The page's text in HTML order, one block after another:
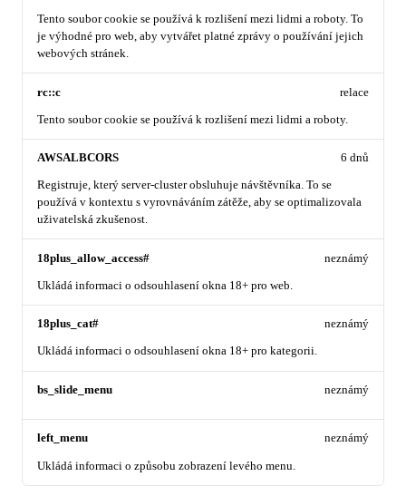
Tento soubor cookie se používá k rozlišení mezi lidmi a roboty. To
je výhodné pro web, aby vytvářet platné zprávy o používání jejich
webových stránek.
rc::c
Tento soubor cookie se používá k rozlišení mezi lidmi a roboty.
relace
AWSALBCORS
Registruje, který server-cluster obsluhuje návštěvníka. To se
používá v kontextu s vyrovnáváním zátěže, aby se optimalizovala
uživatelská zkušenost.
6 dnů
18plus_allow_access#
Ukládá informaci o odsouhlasení okna 18+ pro web.
neznámý
18plus_cat#
Ukládá informaci o odsouhlasení okna 18+ pro kategorii.
neznámý
bs_slide_menu neznámý
left_menu
Ukládá informaci o způsobu zobrazení levého menu.
neznámý